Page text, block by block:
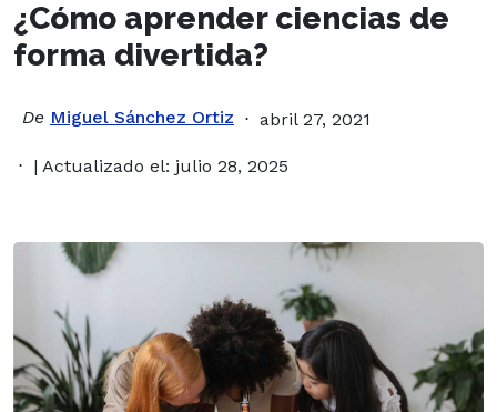
¿Cómo aprender ciencias de
forma divertida?
De Miguel Sánchez Ortiz abril 27, 2021
| Actualizado el: julio 28, 2025